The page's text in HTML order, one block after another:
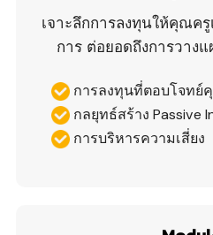
เจาะลึกการลงทุนให้คุณค
การ ต่อยอดถึงการวาง
การลงทุนที่ตอบโจทย์
กลยุทธ์สร้าง Passive
การบริหารความเสี่ยง